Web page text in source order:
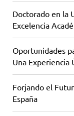
Doctorado en la
Excelencia
Oportunidades
Una Experiencia
Forjando el
España